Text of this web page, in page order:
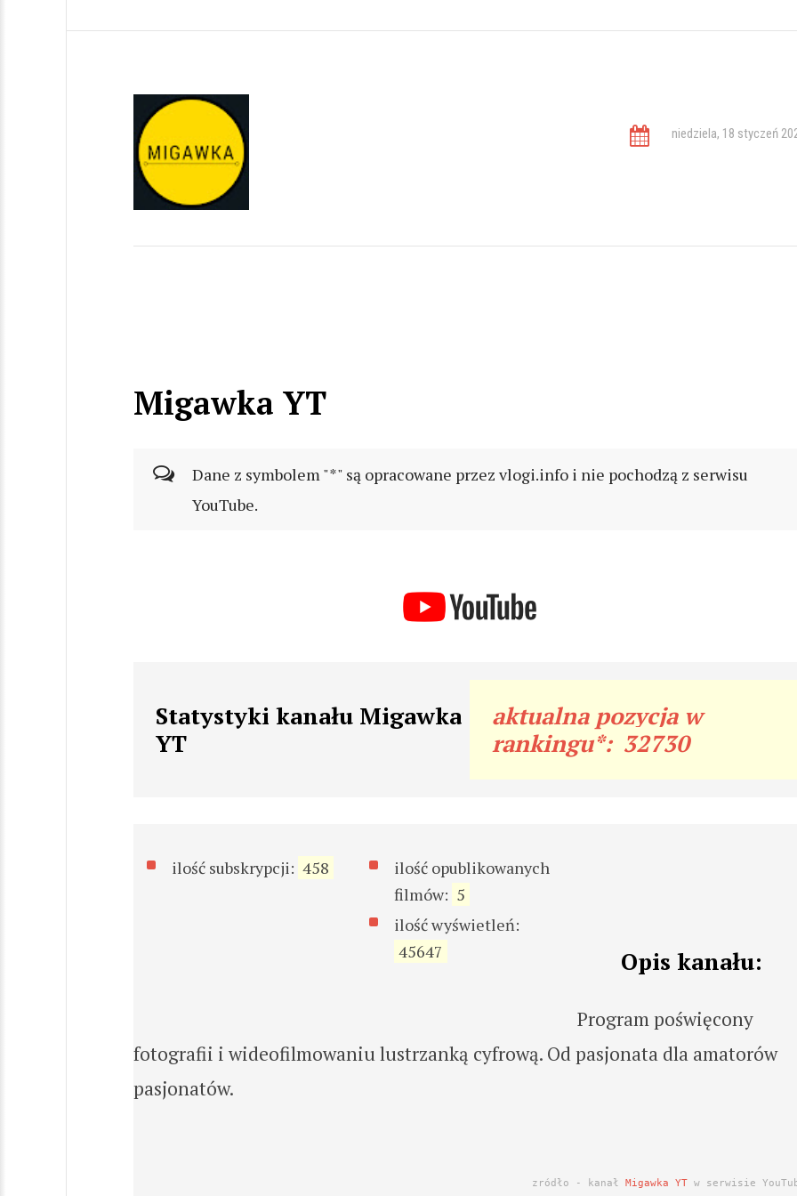
niedziela, 18 styczeń
Migawka YT
Dane z symbolem "*" są opracowane przez vlogi.info i nie pochodzą z serwisu
YouTube.
Statystyki kanału Migawka
YT
aktualna pozycja w
rankingu*: 32730
ilość subskrypcji: 458
ilość opublikowanych
filmów: 5
ilość wyświetleń:
45647
Opis kanału:
Program poświęcony
fotografii i wideofilmowaniu lustrzanką cyfrową. Od pasjonata dla amatorów
pasjonatów.
zródło - kanałMigawka YT w serwisie